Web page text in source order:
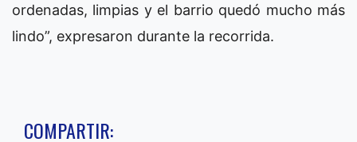
ordenadas, limpias y el barrio quedó mucho más
lindo”, expresaron durante la recorrida.
COMPARTIR: